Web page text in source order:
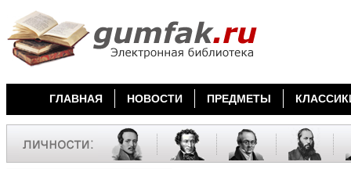
ГЛАВНАЯ НОВОСТИ ПРЕДМЕТЫ